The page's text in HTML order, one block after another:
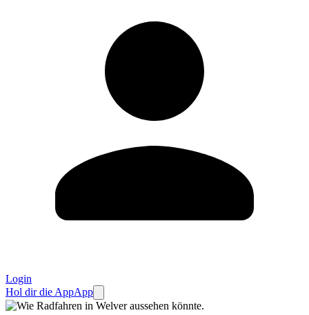
Login
Hol dir die AppApp